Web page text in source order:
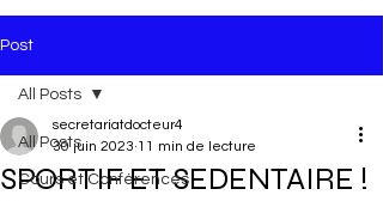
Post
All Posts
Cours et Conférences
All Posts
SPORTIF ET SEDENTAIRE !
secretariatdocteur4
30 juin 2023 11 min de lecture